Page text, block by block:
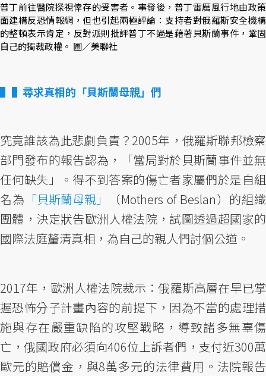
普丁前往醫院探視倖存的受害者。事發後，普丁雷厲風行地由政策
面建構反恐情報網，但也引起兩極評論：支持者對俄羅斯安全機構
的整頓表示肯定，反對派則批評普丁不過是藉著貝斯蘭事件，鞏固
自己的獨裁政權。 圖／美聯社
▌尋求真相的「貝斯蘭母親」們
究竟誰該為此悲劇負責？2005年，俄羅斯聯邦檢察
部門發布的報告認為，「當局對於貝斯蘭事件並無
任何缺失」。得不到答案的傷亡者家屬們於是自組
名為 「貝斯蘭母親」
（Mothers of Beslan）的組織
團體，決定狀告歐洲人權法院，試圖透過超國家的
國際法庭釐清真相，為自己的親人們討個公道。
2017年，歐洲人權法院裁示：俄羅斯高層在早已掌
握恐怖分子計畫內容的前提下，因為不當的處理措
施與存在嚴重缺陷的攻堅戰略，導致諸多無辜傷
亡，俄國政府必須向406位上訴者們，支付近300萬
歐元的賠償金，與8萬多元的法律費用。法院報告